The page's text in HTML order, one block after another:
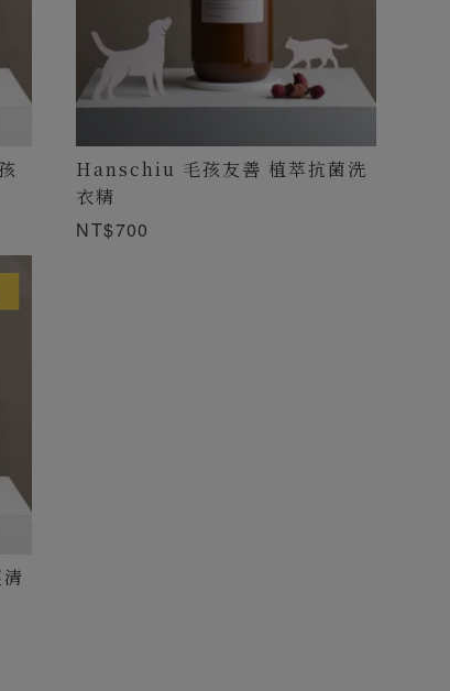
Hanschiu 毛孩友善 植萃抗菌洗
衣精
NT$700